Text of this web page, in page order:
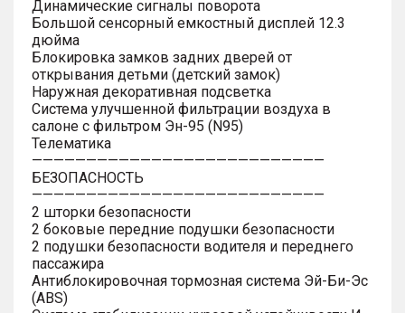
Динамические сигналы поворота
Большой сенсорный емкостный дисплей 12.3
дюйма
Блокировка замков задних дверей от
открывания детьми (детский замок)
Наружная декоративная подсветка
Система улучшенной фильтрации воздуха в
салоне с фильтром Эн-95 (N95)
Телематика
———————————————————————————
БЕЗОПАСНОСТЬ
———————————————————————————
2 шторки безопасности
2 боковые передние подушки безопасности
2 подушки безопасности водителя и переднего
пассажира
Антиблокировочная тормозная система Эй-Би-Эс
(ABS)